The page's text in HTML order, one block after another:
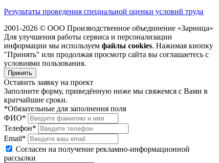
Результаты проведения специальной оценки условий труда
2001-2026 © ООО Производственное объединение «Зарница»
Для улучшения работы сервиса и персонализации
информации мы используем файлы cookies. Нажимая кнопку
"Принять" или продолжая просмотр сайта вы соглашаетесь с
условиями пользования.
Принять
Оставить заявку на проект
Заполните форму, приведённую ниже мы свяжемся с Вами в
кратчайшие сроки.
*Обязательные для заполнения поля
ФИО*
Телефон*
Email*
Согласен на получение рекламно-информационной
рассылки